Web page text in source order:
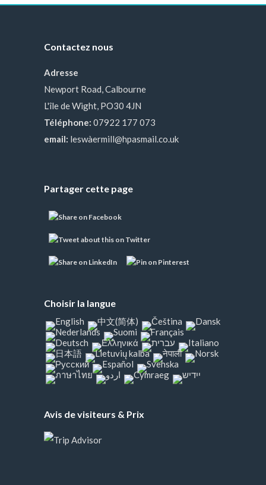
Contactez nous
Adresse
Newport Road, Calbourne
L'île de Wight, PO30 4JN
Téléphone: 07922 177 073
email: leswàermill@hpasmail.co.uk
Partager cette page
Choisir la langue
Avis de visiteurs & Prix